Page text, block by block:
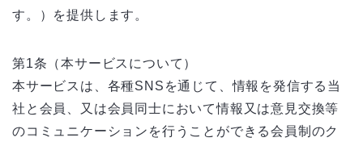
す。）を提供します。
第1条（本サービスについて）
本サービスは、各種SNSを通じて、情報を発信する当
社と会員、又は会員同士において情報又は意見交換等
のコミュニケーションを行うことができる会員制のク